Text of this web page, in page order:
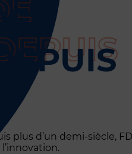
plus d’un demi-siècle,